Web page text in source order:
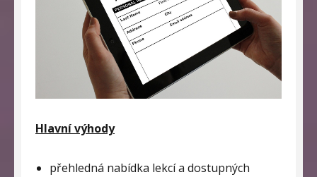
Hlavní výhody
přehledná nabídka lekcí a dostupných